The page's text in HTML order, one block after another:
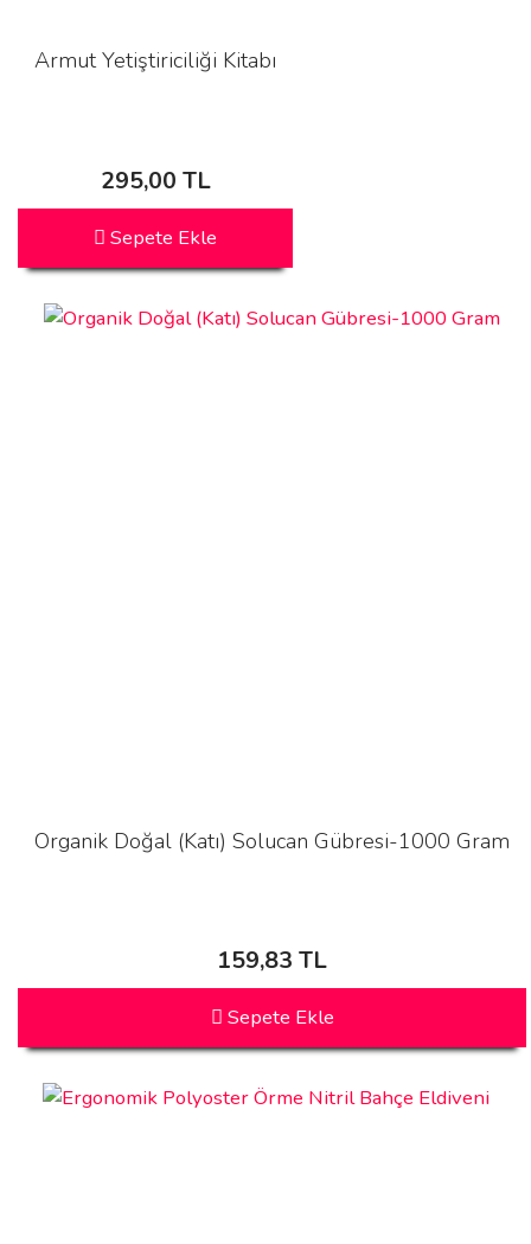
Armut Yetiştiriciliği Kitabı
295,00 TL
Sepete Ekle
Organik Doğal (Katı) Solucan Gübresi-1000 Gram
159,83 TL
Sepete Ekle